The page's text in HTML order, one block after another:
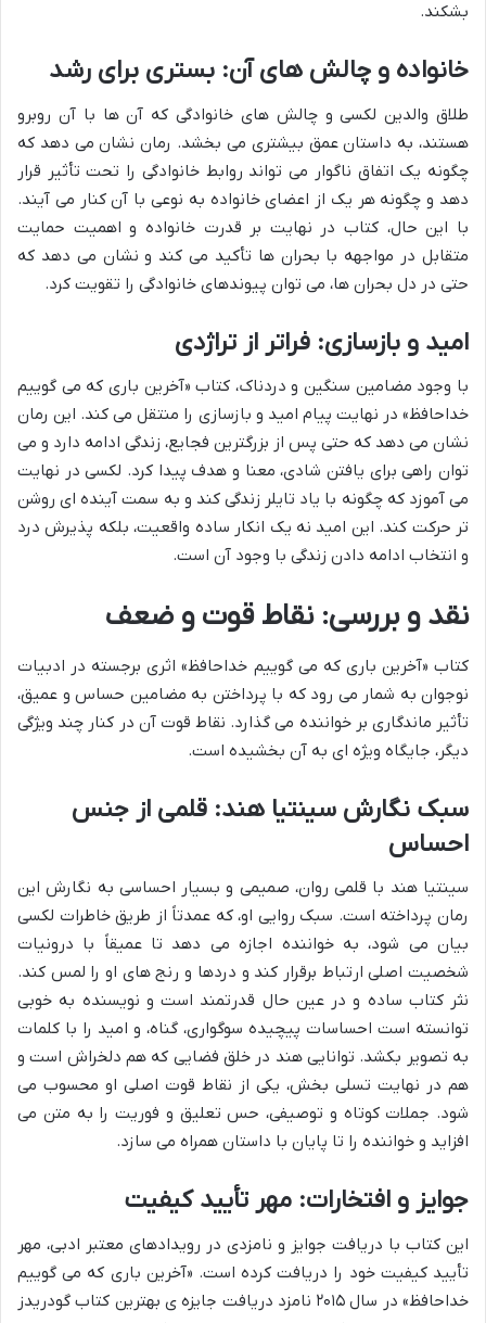
بشکند.
خانواده و چالش های آن: بستری برای رشد
طلاق والدین لکسی و چالش های خانوادگی که آن ها با آن روبرو
هستند، به داستان عمق بیشتری می بخشد. رمان نشان می دهد که
چگونه یک اتفاق ناگوار می تواند روابط خانوادگی را تحت تأثیر قرار
دهد و چگونه هر یک از اعضای خانواده به نوعی با آن کنار می آیند.
با این حال، کتاب در نهایت بر قدرت خانواده و اهمیت حمایت
متقابل در مواجهه با بحران ها تأکید می کند و نشان می دهد که
حتی در دل بحران ها، می توان پیوندهای خانوادگی را تقویت کرد.
امید و بازسازی: فراتر از تراژدی
با وجود مضامین سنگین و دردناک، کتاب «آخرین باری که می گوییم
خداحافظ» در نهایت پیام امید و بازسازی را منتقل می کند. این رمان
نشان می دهد که حتی پس از بزرگترین فجایع، زندگی ادامه دارد و می
توان راهی برای یافتن شادی، معنا و هدف پیدا کرد. لکسی در نهایت
می آموزد که چگونه با یاد تایلر زندگی کند و به سمت آینده ای روشن
تر حرکت کند. این امید نه یک انکار ساده واقعیت، بلکه پذیرش درد
و انتخاب ادامه دادن زندگی با وجود آن است.
نقد و بررسی: نقاط قوت و ضعف
کتاب «آخرین باری که می گوییم خداحافظ» اثری برجسته در ادبیات
نوجوان به شمار می رود که با پرداختن به مضامین حساس و عمیق،
تأثیر ماندگاری بر خواننده می گذارد. نقاط قوت آن در کنار چند ویژگی
دیگر، جایگاه ویژه ای به آن بخشیده است.
سبک نگارش سینتیا هند: قلمی از جنس
احساس
سینتیا هند با قلمی روان، صمیمی و بسیار احساسی به نگارش این
رمان پرداخته است. سبک روایی او، که عمدتاً از طریق خاطرات لکسی
بیان می شود، به خواننده اجازه می دهد تا عمیقاً با درونیات
شخصیت اصلی ارتباط برقرار کند و دردها و رنج های او را لمس کند.
نثر کتاب ساده و در عین حال قدرتمند است و نویسنده به خوبی
توانسته است احساسات پیچیده سوگواری، گناه، و امید را با کلمات
به تصویر بکشد. توانایی هند در خلق فضایی که هم دلخراش است و
هم در نهایت تسلی بخش، یکی از نقاط قوت اصلی او محسوب می
شود. جملات کوتاه و توصیفی، حس تعلیق و فوریت را به متن می
افزاید و خواننده را تا پایان با داستان همراه می سازد.
جوایز و افتخارات: مهر تأیید کیفیت
این کتاب با دریافت جوایز و نامزدی در رویدادهای معتبر ادبی، مهر
تأیید کیفیت خود را دریافت کرده است. «آخرین باری که می گوییم
خداحافظ» در سال ۲۰۱۵ نامزد دریافت جایزه ی بهترین کتاب گودریدز